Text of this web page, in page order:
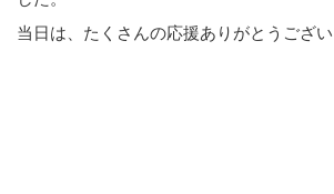
当日は、たくさんの応援ありがとうござい